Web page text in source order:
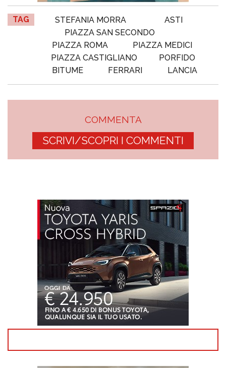
TAG STEFANIA MORRA
ASTI
PIAZZA SAN SECONDO
PIAZZA ROMA
PIAZZA MEDICI
PIAZZA CASTIGLIANO
PORFIDO
BITUME
FERRARI LANCIA
COMMENTA
SCRIVI/SCOPRI I COMMENTI